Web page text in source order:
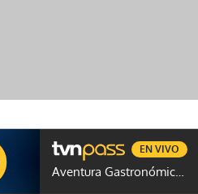
GENTE TVN
Aventura Gastronómica Colombia
EN VIVO